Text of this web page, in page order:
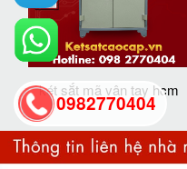
két sắt mã vân tay hcm
0982770404